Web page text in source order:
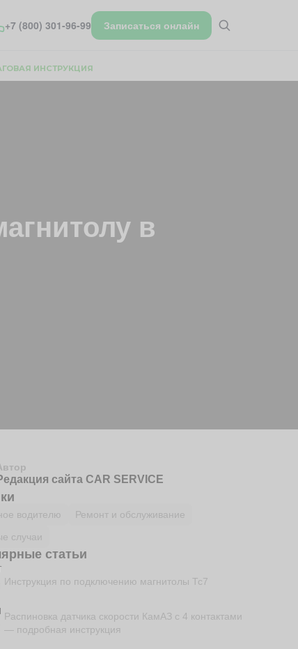
+7 (800) 301-96-99 Записаться онлайн
ИНСТРУКЦИЯ
в
сайта CAR SERVICE
водителю
Ремонт и обслуживание
случаи
статьи
Инструкция по подключению магнитолы Тс7
Распиновка датчика скорости КамАЗ с 4 контактами
— подробная инструкция